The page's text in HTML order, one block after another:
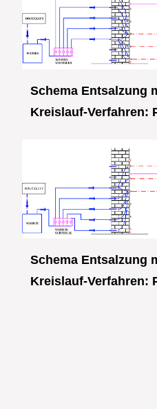
Schema Entsalzung
Kreislauf-Verfahren:
Schema Entsalzung
Kreislauf-Verfahren: